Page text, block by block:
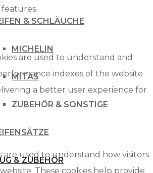
& SCHLÄUCHE
MICHELIN
MITAS
ZUBEHÖR & SONSTIGE
& ZUBEHÖR
are used to understand and
indexes of the website
a better user experience for
are used to understand how visitors
These cookies help provide